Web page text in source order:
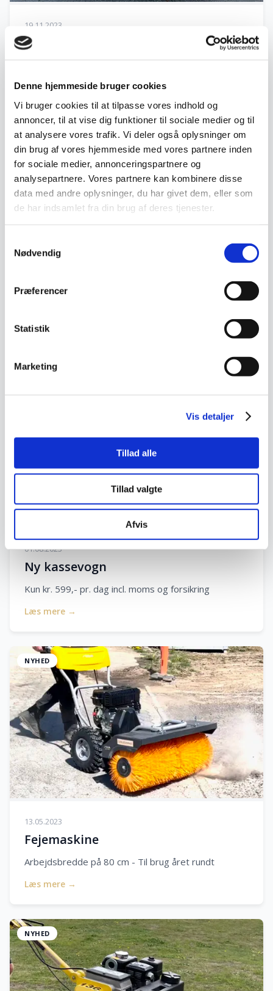
Denne hjemmeside bruger cookies
Vi bruger cookies til at tilpasse vores indhold og
annoncer, til at vise dig funktioner til sociale medier og til
at analysere vores trafik. Vi deler også oplysninger om
din brug af vores hjemmeside med vores partnere inden
for sociale medier, annonceringspartnere og
analysepartnere. Vores partnere kan kombinere disse
data med andre oplysninger, du har givet dem, eller som
de har indsamlet fra din brug af deres tjenester.
Nødvendig
Præferencer
Statistik
Marketing
Vis detaljer
Tillad alle
Tillad valgte
Afvis
19.11.2023
Ny, lækker italiensk autocamper
Læs mere →
NYHED
01.08.2023
Ny kassevogn
Kun kr. 599,- pr. dag incl. moms og forsikring
Læs mere →
NYHED
13.05.2023
Fejemaskine
Arbejdsbredde på 80 cm - Til brug året rundt
Læs mere →
NYHED